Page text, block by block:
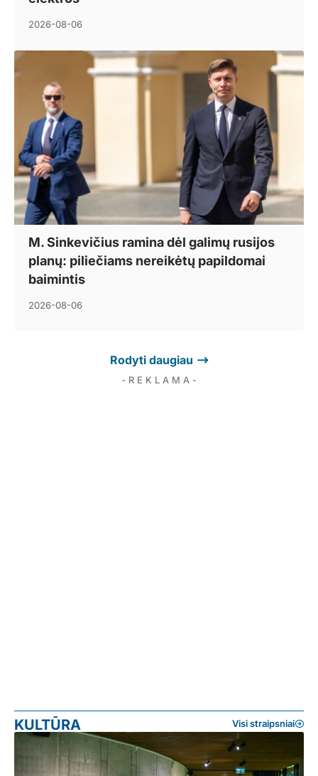
2026-08-06
M. Sinkevičius ramina dėl galimų rusijos
planų: piliečiams nereikėtų papildomai
baimintis
2026-08-06
Rodyti daugiau
- R E K L A M A -
KULTŪRA Visi straipsniai